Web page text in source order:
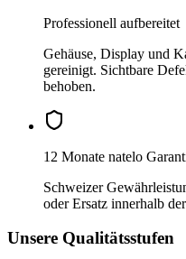
Professionell aufbereitet
Gehäuse, Display und
gereinigt. Sichtbare
behoben.
12 Monate natelo
Schweizer
oder Ersatz innerhalb
Unsere Qualitätsstufen